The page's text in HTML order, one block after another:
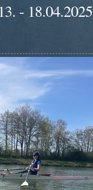
- 18.04.2025